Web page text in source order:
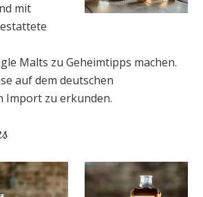
mit
Malts zu Geheimtipps machen.
auf dem deutschen
Import zu erkunden.